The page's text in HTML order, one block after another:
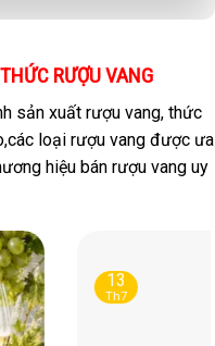
RƯỢU VANG
sản xuất rượu vang, thức
loại rượu vang được ưa
hiệu bán rượu vang uy